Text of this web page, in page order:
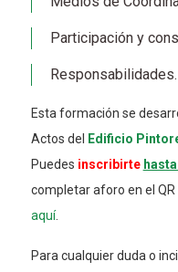
Participación y
Responsabilidades.
Esta formación se
Actos del
Edificio
Puedes inscribirte
completar aforo en el
aquí.
Para cualquier duda o